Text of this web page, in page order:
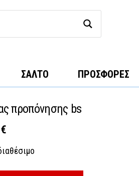
ΣΑΛΤΟ ΠΡΟΣΦΟΡΕΣ
προπόνησης bs
€